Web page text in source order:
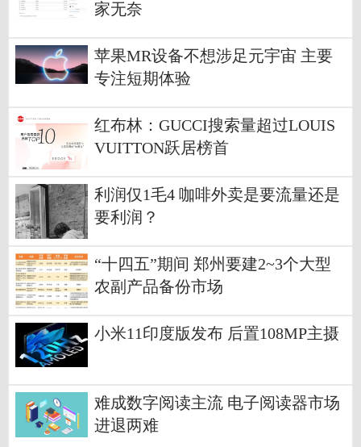
家无奈
苹果MR设备不想涉足元宇宙 主要
专注短期体验
红布林：GUCCI搜索量超过LOUIS
VUITTON跃居榜首
利润仅1毛4 咖啡外卖是要流量还是
要利润？
“十四五”期间 郑州要建2~3个大型
农副产品备份市场
小米11印度版发布 后置108MP主摄
难成数字阅读主流 电子阅读器市场
进退两难